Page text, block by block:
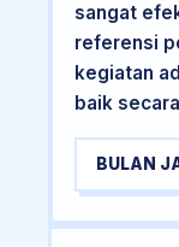
sangat
referensi
kegiatan
baik
BULAN